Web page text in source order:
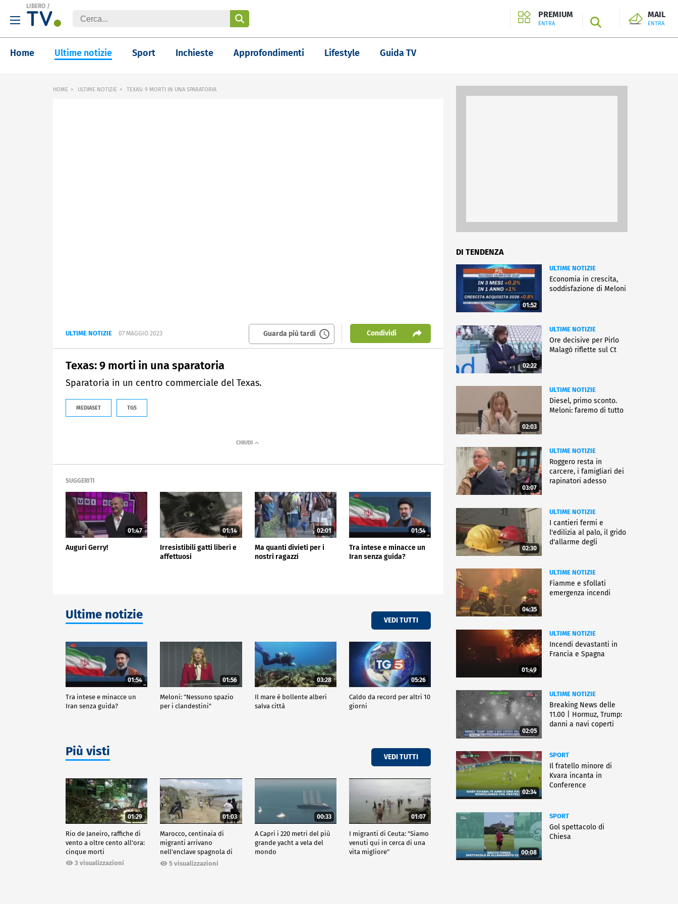
LIBERO /
PREMIUM
ENTRA SEARCH
MAIL
ENTRA
Home Ultime notizie Sport Inchieste Approfondimenti Lifestyle Guida TV
HOME ULTIME NOTIZIE TEXAS: 9 MORTI IN UNA SPARATORIA
ULTIME NOTIZIE 07 MAGGIO 2023 Guarda più tardi Condividi
Texas: 9 morti in una sparatoria
Sparatoria in un centro commerciale del Texas.
MEDIASET TG5
SUGGERITI
01:47
Auguri Gerry!
01:14
Irresistibili gatti liberi e
affettuosi
02:01
Ma quanti divieti per i
nostri ragazzi
01:54
Tra intese e minacce un
Iran senza guida?
Ultime notizie VEDI TUTTI
01:54
Tra intese e minacce un
Iran senza guida?
01:56
Meloni: "Nessuno spazio
per i clandestini"
03:28
Il mare è bollente alberi
salva città
05:26
Caldo da record per altri 10
giorni
Più visti VEDI TUTTI
01:29
Rio de Janeiro, raffiche di
vento a oltre cento all'ora:
cinque morti
3 visualizzazioni
01:03
Marocco, centinaia di
migranti arrivano
nell'enclave spagnola di
Ceuta5 visualizzazioni
00:33
A Capri i 220 metri del più
grande yacht a vela del
mondo
01:07
I migranti di Ceuta: "Siamo
venuti qui in cerca di una
vita migliore"
DI TENDENZA
01:52
ULTIME NOTIZIE
Economia in crescita,
soddisfazione di Meloni
02:22
ULTIME NOTIZIE
Ore decisive per Pirlo
Malagò riflette sul Ct
02:03
ULTIME NOTIZIE
Diesel, primo sconto.
Meloni: faremo di tutto
03:07
ULTIME NOTIZIE
Roggero resta in
carcere, i famigliari dei
rapinatori adesso
02:30
ULTIME NOTIZIE
I cantieri fermi e
l'edilizia al palo, il grido
d'allarme degli
04:35
ULTIME NOTIZIE
Fiamme e sfollati
emergenza incendi
01:49
ULTIME NOTIZIE
Incendi devastanti in
Francia e Spagna
02:05
ULTIME NOTIZIE
Breaking News delle
11.00 | Hormuz, Trump:
danni a navi coperti
02:34
SPORT
Il fratello minore di
Kvara incanta in
Conference
00:08
SPORT
Gol spettacolo di
Chiesa